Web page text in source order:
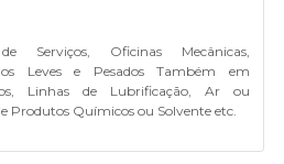
Serviços, Oficinas Mecânicas,
Leves e Pesados Também em
Linhas de Lubrificação, Ar ou
Produtos Químicos ou Solvente etc.